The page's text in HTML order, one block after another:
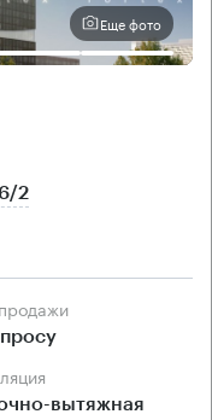
Еще фото
2
вытяжная